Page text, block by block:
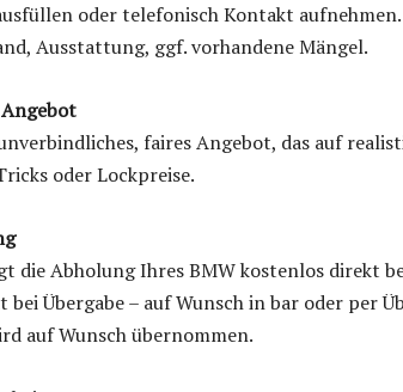
oder telefonisch Kontakt
Ausstattung, ggf. vorhandene Mängel.
faires Angebot, das auf
oder Lockpreise.
die Abholung Ihres BMW kostenlos direkt
Übergabe – auf Wunsch in bar oder per
auf Wunsch übernommen.